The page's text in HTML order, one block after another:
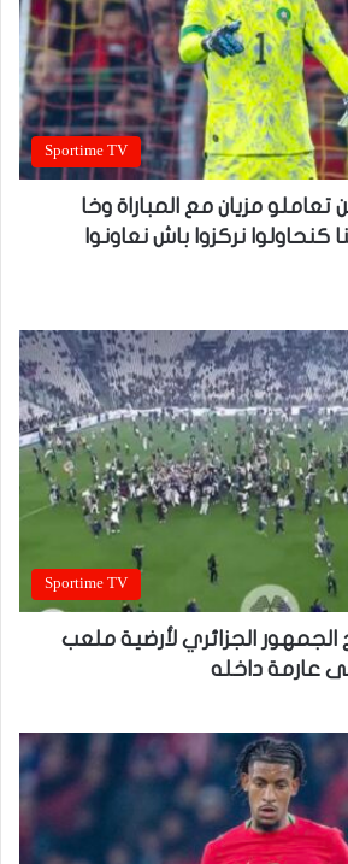
Sportime TV
تعاملو مزيان مع المباراة وخا
نركزوا باش نعاونوا
Sportime TV
الجمهور الجزائري لأرضية ملعب
عارمة داخله